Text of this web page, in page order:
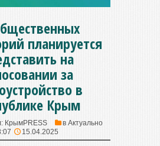
планируется
на
за
в
Крым
КрымPRESS в Актуально
15.04.2025